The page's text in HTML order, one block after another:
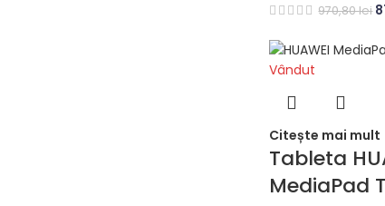
970,80lei
Vândut
Citește mai mult
Tableta
MediaPad